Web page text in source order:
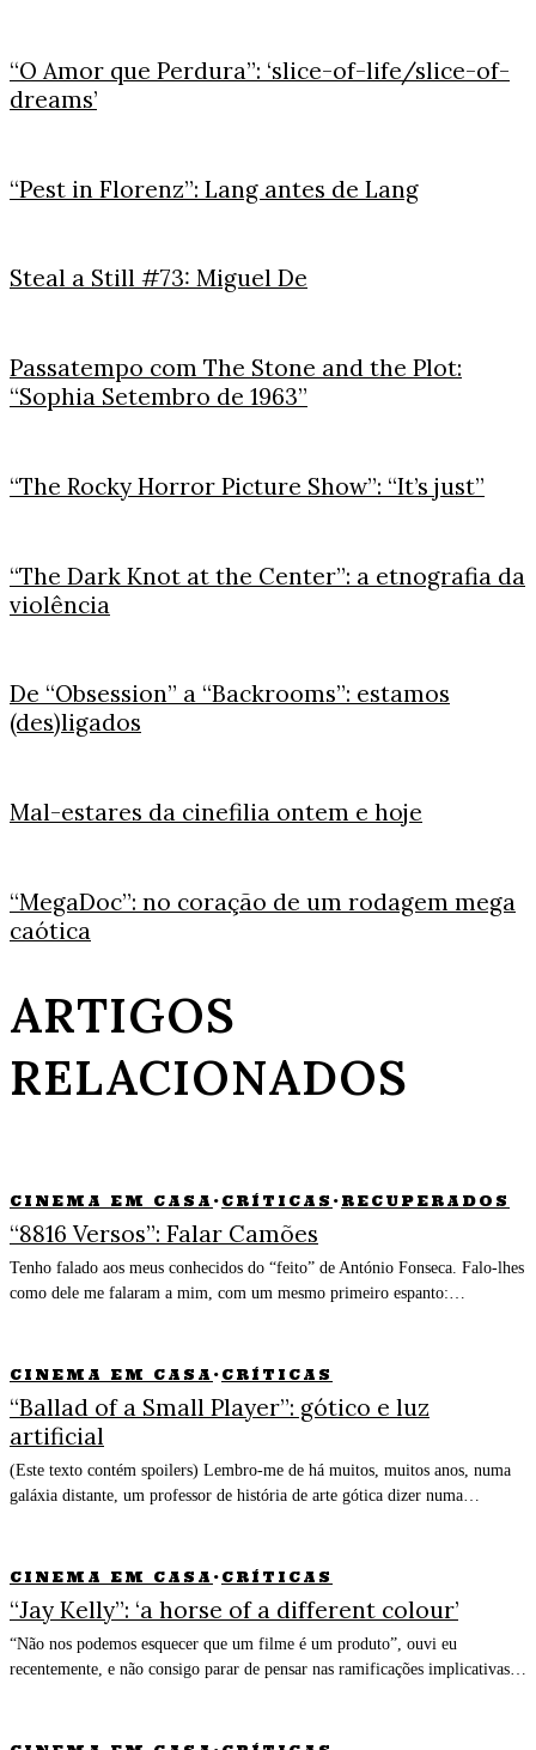
“O Amor que Perdura”: ‘slice-of-life/slice-of-
dreams’
“Pest in Florenz”: Lang antes de Lang
Steal a Still #73: Miguel De
Passatempo com The Stone and the Plot:
“Sophia Setembro de 1963”
“The Rocky Horror Picture Show”: “It’s just”
“The Dark Knot at the Center”: a etnografia da
violência
De “Obsession” a “Backrooms”: estamos
(des)ligados
Mal-estares da cinefilia ontem e hoje
“MegaDoc”: no coração de um rodagem mega
caótica
ARTIGOS
RELACIONADOS
CINEMA EM CASA · CRÍTICAS · RECUPERADOS
“8816 Versos”: Falar Camões
Tenho falado aos meus conhecidos do “feito” de António Fonseca. Falo-lhes
como dele me falaram a mim, com um mesmo primeiro espanto:…
CINEMA EM CASA · CRÍTICAS
“Ballad of a Small Player”: gótico e luz
artificial
(Este texto contém spoilers) Lembro-me de há muitos, muitos anos, numa
galáxia distante, um professor de história de arte gótica dizer numa…
CINEMA EM CASA · CRÍTICAS
“Jay Kelly”: ‘a horse of a different colour’
“Não nos podemos esquecer que um filme é um produto”, ouvi eu
recentemente, e não consigo parar de pensar nas ramificações implicativas…